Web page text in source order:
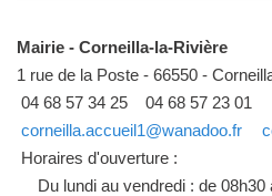
Mairie - Corneilla-la-Rivière
1 rue de la Poste - 66550 -
04 68 57 34 25
04 68 57 23 01
corneilla.accueil1@wanadoo.fr
Horaires d'ouverture :
Du lundi au vendredi : de 08h30